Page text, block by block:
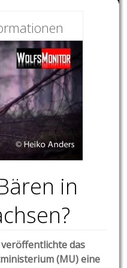
in
das
(MU) eine